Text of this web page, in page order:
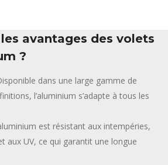
avantages des volets
?
dans une large gamme de
l’aluminium s’adapte à tous les
est résistant aux intempéries,
aux UV, ce qui garantit une longue